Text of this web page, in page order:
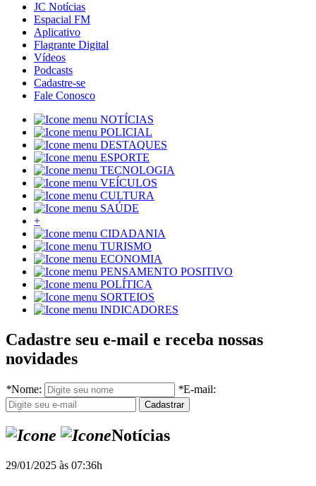
JC Notícias
Espacial FM
Aplicativo
Flagrante Digital
Vídeos
Podcasts
Cadastre-se
Fale Conosco
NOTÍCIAS
POLICIAL
DESTAQUES
ESPORTE
TECNOLOGIA
VEÍCULOS
CULTURA
SAÚDE
+
CIDADANIA
TURISMO
ECONOMIA
PENSAMENTO POSITIVO
POLÍTICA
SORTEIOS
INDICADORES
Cadastre seu e-mail e receba nossas
novidades
*Nome: *E-mail:
Notícias
29/01/2025 às 07:36h